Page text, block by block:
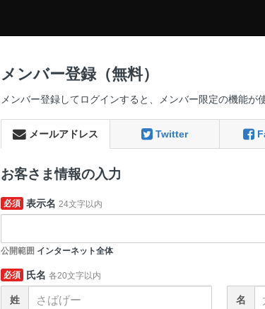
メンバー登録（無料）
メンバー登録してログインすると、メンバー限定の機能が
メールアドレス Twitter
お客さま情報の入力
必須 表示名 24文字以内
公開範囲 インターネット全体
必須 氏名 各20文字以内
姓 名